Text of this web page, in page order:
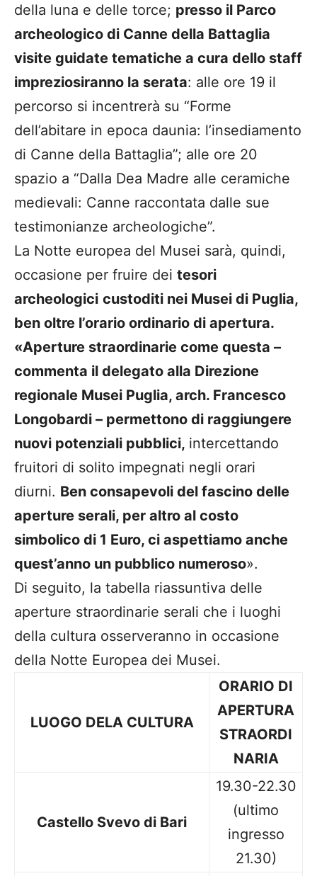
della luna e delle torce; presso il Parco
archeologico di Canne della Battaglia
visite guidate tematiche a cura dello staff
impreziosiranno la serata: alle ore 19 il
percorso si incentrerà su “Forme
dell’abitare in epoca daunia: l’insediamento
di Canne della Battaglia”; alle ore 20
spazio a “Dalla Dea Madre alle ceramiche
medievali: Canne raccontata dalle sue
testimonianze archeologiche”.
La Notte europea del Musei sarà, quindi,
occasione per fruire dei tesori
archeologici custoditi nei Musei di Puglia,
ben oltre l’orario ordinario di apertura.
«Aperture straordinarie come questa –
commenta il delegato alla Direzione
regionale Musei Puglia, arch. Francesco
Longobardi – permettono di raggiungere
nuovi potenziali pubblici, intercettando
fruitori di solito impegnati negli orari
diurni. Ben consapevoli del fascino delle
aperture serali, per altro al costo
simbolico di 1 Euro, ci aspettiamo anche
quest’anno un pubblico numeroso».
Di seguito, la tabella riassuntiva delle
aperture straordinarie serali che i luoghi
della cultura osserveranno in occasione
della Notte Europea dei Musei.
LUOGO DELA CULTURA
ORARIO DI
APERTURA
STRAORDI
NARIA
Castello Svevo di Bari
19.30-22.30
(ultimo
ingresso
21.30)